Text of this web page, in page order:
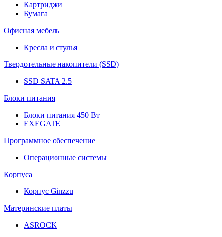
Картриджи
Бумага
Офисная мебель
Кресла и стулья
Твердотельные накопители (SSD)
SSD SATA 2.5
Блоки питания
Блоки питания 450 Вт
EXEGATE
Программное обеспечение
Операционные системы
Корпуса
Корпус Ginzzu
Материнские платы
ASROCK